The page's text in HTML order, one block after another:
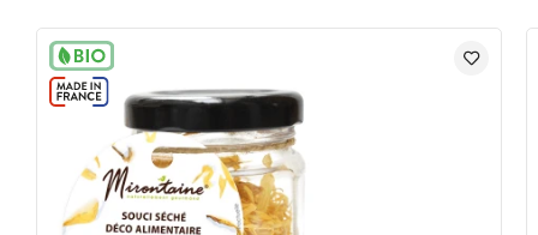
Poids net : 1,5 g
Certifié Ecocert France SAS 32600 L'Isle Jourdain.
Certifié par FR-Bio-01 Agriculture UE/NON-UE.
Certifié Agriculture Biologique.
Conservation : à température ambiante, dans un endroit sec
Fabriqué en France